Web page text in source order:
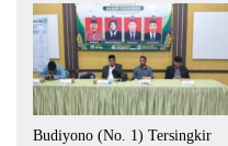
Budiyono (No. 1) Tersingkir